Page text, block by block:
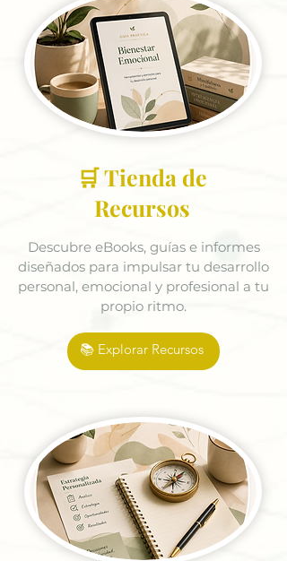
🛒 Tienda de
Recursos
Descubre eBooks, guías e informes
diseñados para impulsar tu desarrollo
personal, emocional y profesional a tu
propio ritmo.
📚 Explorar Recursos